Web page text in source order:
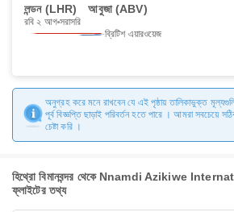
লন্ডন (LHR) আবুজা (ABV)
রবি ২ আগ সরাসরি
ব্রিটিশ এয়ারওয়েজ
অনুগ্রহ করে মনে রাখবেন যে এই পৃষ্ঠায় তালিকাভুক্ত
পূর্ব বিজ্ঞপ্তি ছাড়াই পরিবর্তন হতে পারে । আমরা সবচেয়ে
চেষ্টা করি ।
হিথ্রো বিমানবন্দর থেকে Nnamdi Azikiwe
ফ্লাইটের তথ্য